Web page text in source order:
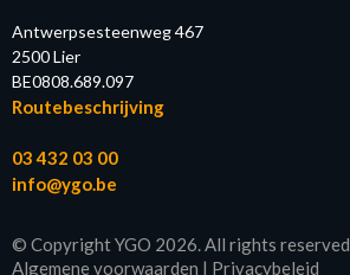
Antwerpsesteenweg 467
2500 Lier
BE0808.689.097
Routebeschrijving
03 432 03 00
info@ygo.be
© Copyright YGO 2026. All rights reserved.
Algemene voorwaarden | Privacybeleid